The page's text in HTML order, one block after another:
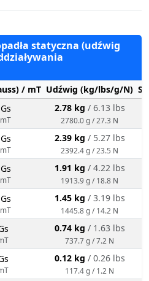
statyczna (udźwig
/ mT Udźwig (kg/lbs/g/N)
2.78 kg / 6.13 lbs
2780.0 g / 27.3 N
2.39 kg / 5.27 lbs
2392.4 g / 23.5 N
1.91 kg / 4.22 lbs
1913.9 g / 18.8 N
1.45 kg / 3.19 lbs
1445.8 g / 14.2 N
0.74 kg / 1.63 lbs
737.7 g / 7.2 N
0.12 kg / 0.26 lbs
117.4 g / 1.2 N